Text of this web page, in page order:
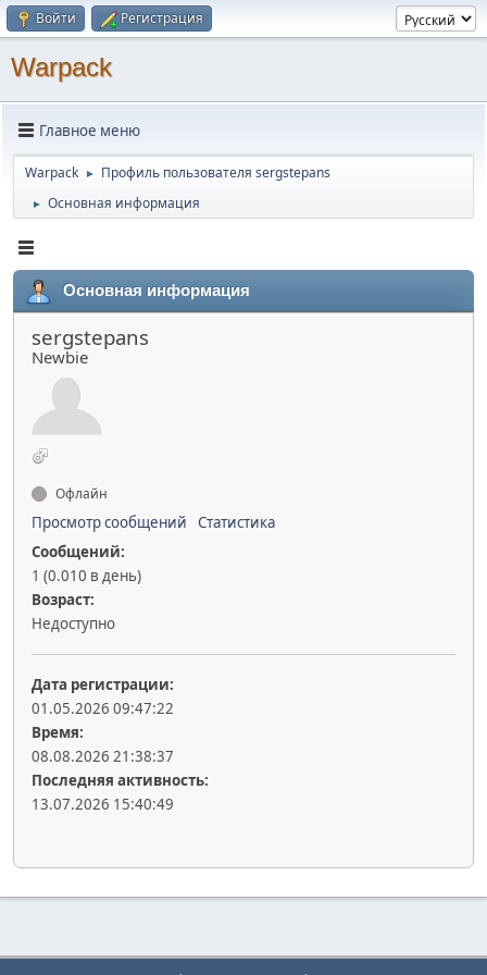
Войти Регистрация
Warpack
Главное меню
Warpack ► Профиль пользователя sergstepans
► Основная информация
Основная информация
sergstepans
Newbie
Офлайн
Просмотр сообщений
Статистика
Сообщений:
1 (0.010 в день)
Возраст:
Недоступно
Дата регистрации:
01.05.2026 09:47:22
Время:
08.08.2026 21:38:37
Последняя активность:
13.07.2026 15:40:49